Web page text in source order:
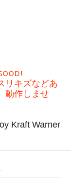
リキズなどあ
動作しませ
Kraft Warner